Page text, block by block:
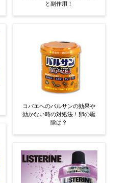
と副作用！
コバエへのバルサンの効果や
効かない時の対処法！卵の駆
除は？